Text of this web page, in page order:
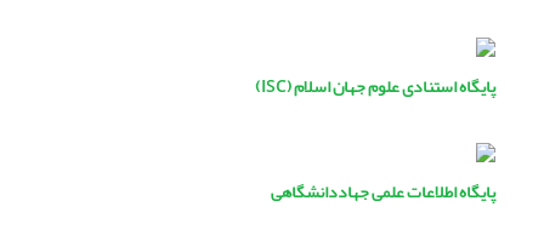
پایگاه استنادی علوم جهان اسلام (ISC)
پایگاه اطلاعات علمی جهاددانشگاهی